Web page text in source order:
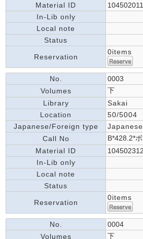
Material ID
104502011
In-Lib only
Local note
Status
Reservation
0items
No.
0003
Volumes
下
Library
Sakai
Location
50/5004
Japanese/Foreign type
Call No
B*428.2*
Material ID
104502312
In-Lib only
Local note
Status
Reservation
0items
No.
0004
Volumes
下